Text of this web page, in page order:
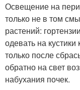
Освещение на
только не в том
растений:
одевать на
только после
обратно на свет
набухания почек.